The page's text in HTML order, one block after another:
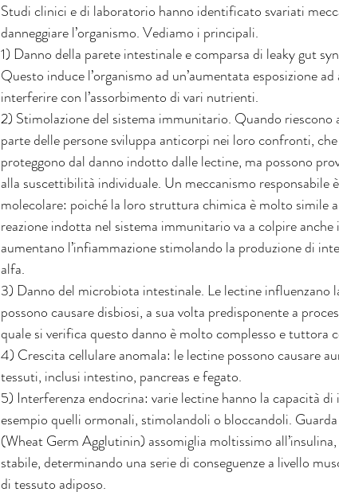
Studi clinici e di laboratorio hanno identificato svariati
danneggiare l’organismo. Vediamo i principali.
1) Danno della parete intestinale e comparsa di leaky gut
Questo induce l’organismo ad un’aumentata esposizione
interferire con l’assorbimento di vari nutrienti.
2) Stimolazione del sistema immunitario. Quando
parte delle persone sviluppa anticorpi nei loro confronti,
proteggono dal danno indotto dalle lectine, ma possono
alla suscettibilità individuale. Un meccanismo responsabile
molecolare: poiché la loro struttura chimica è molto simile
reazione indotta nel sistema immunitario va a colpire
aumentano l’infiammazione stimolando la produzione di
alfa.
3) Danno del microbiota intestinale. Le lectine influenzano
possono causare disbiosi, a sua volta predisponente a
quale si verifica questo danno è molto complesso e tuttora
4) Crescita cellulare anomala: le lectine possono causare
tessuti, inclusi intestino, pancreas e fegato.
5) Interferenza endocrina: varie lectine hanno la capacità
esempio quelli ormonali, stimolandoli o bloccandoli.
(Wheat Germ Agglutinin) assomiglia moltissimo
stabile, determinando una serie di conseguenze a livello
di tessuto adiposo.